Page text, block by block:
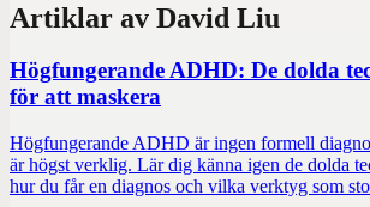
Artiklar av David Liu
Högfungerande ADHD: De dolda
för att maskera
Högfungerande ADHD är ingen formell
är högst verklig. Lär dig känna igen de dolda
hur du får en diagnos och vilka verktyg som